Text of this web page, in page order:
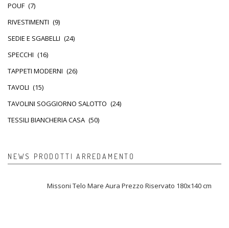
POUF (7)
RIVESTIMENTI (9)
SEDIE E SGABELLI (24)
SPECCHI (16)
TAPPETI MODERNI (26)
TAVOLI (15)
TAVOLINI SOGGIORNO SALOTTO (24)
TESSILI BIANCHERIA CASA (50)
NEWS PRODOTTI ARREDAMENTO
Missoni Telo Mare Aura Prezzo Riservato 180x140 cm